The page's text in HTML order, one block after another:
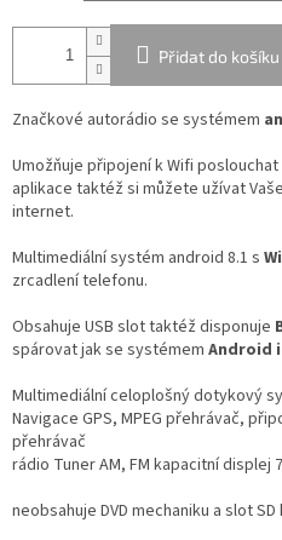
Přidat do košíku
Značkové autorádio se systémem
Umožňuje připojení k Wifi
aplikace taktéž si můžete užívat
internet.
Multimediální systém android 8.1 s
zrcadlení telefonu.
Obsahuje USB slot taktéž disponuje
spárovat jak se systémem Android i
Multimediální celoplošný dotykový
Navigace GPS, MPEG přehrávač,
přehrávač
rádio Tuner AM, FM kapacitní displej
neobsahuje DVD mechaniku a slot